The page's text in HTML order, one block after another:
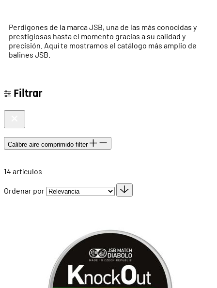
Perdigones de la marca JSB, una de las más conocidas y
prestigiosas hasta el momento gracias a su calidad y
precisión. Aquí te mostramos el catálogo más amplio de
balines JSB.
Filtrar
Calibre aire comprimido filter
14 artículos
Ordenar por